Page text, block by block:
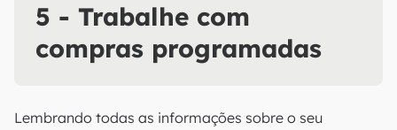
5 - Trabalhe com
compras programadas
Lembrando todas as informações sobre o seu